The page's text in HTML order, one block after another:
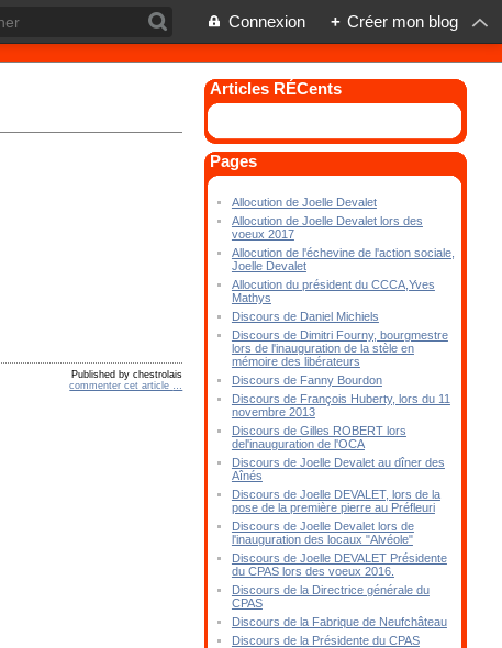
Connexion + Créer mon blog
Published by chestrolais
commenter cet article
Articles RÉCents
Pages
Allocution de Joelle Devalet
Allocution de Joelle Devalet lors des
voeux 2017
Allocution de l'échevine de l'action sociale,
Joelle Devalet
Allocution du président du CCCA,Yves
Mathys
Discours de Daniel Michiels
Discours de Dimitri Fourny, bourgmestre
lors de l'inauguration de la stèle en
mémoire des libérateurs
Discours de Fanny Bourdon
Discours de François Huberty, lors du 11
novembre 2013
Discours de Gilles ROBERT lors
del'inauguration de l'OCA
Discours de Joelle Devalet au dîner des
Aînés
Discours de Joelle DEVALET, lors de la
pose de la première pierre au Préfleuri
Discours de Joelle Devalet lors de
l'inauguration des locaux "Alvéole"
Discours de Joelle DEVALET Présidente
du CPAS lors des voeux 2016.
Discours de la Directrice générale du
CPAS
Discours de la Fabrique de Neufchâteau
Discours de la Présidente du CPAS